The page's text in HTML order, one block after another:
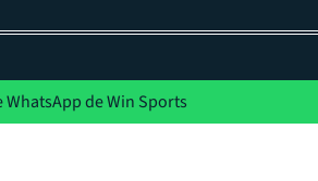
de Win Sports